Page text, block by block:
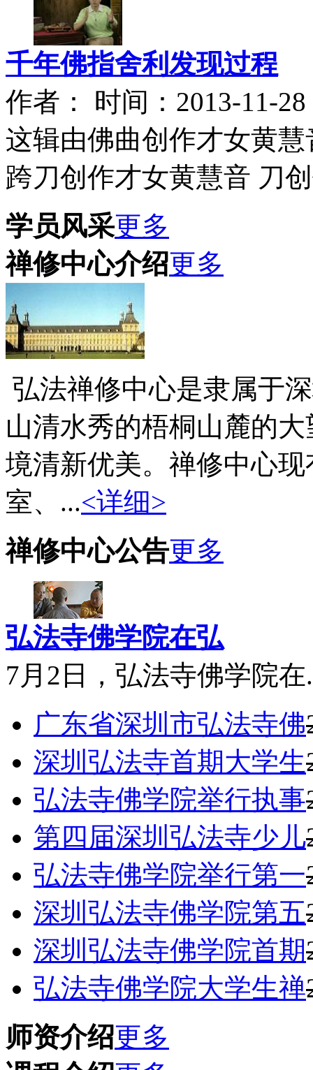
千年佛指舍利发现过程
作者： 时间：2013-11-28
这辑由佛曲创作才女黄
跨刀创作才女黄慧音 刀
学员风采更多
禅修中心介绍更多
弘法禅修中心是隶属于
山清水秀的梧桐山麓的
境清新优美。禅修中心
室、...<详细>
禅修中心公告更多
弘法寺佛学院在弘
7月2日，弘法寺佛学院在
广东省深圳市弘法寺佛
深圳弘法寺首期大学生
弘法寺佛学院举行执事
第四届深圳弘法寺少儿
弘法寺佛学院举行第一
深圳弘法寺佛学院第五
深圳弘法寺佛学院首期
弘法寺佛学院大学生禅
师资介绍更多